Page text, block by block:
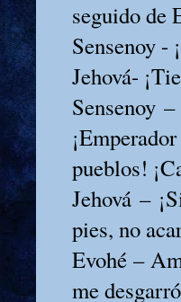
seguido de
Sensenoy -
Jehová-
Sensenoy
pueblos!
Jehová –
pies, no
Evohé –
me